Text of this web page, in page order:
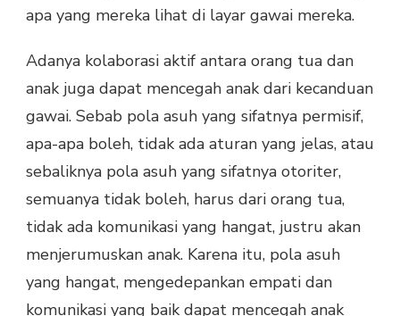
apa yang mereka lihat di layar gawai mereka.
Adanya kolaborasi aktif antara orang tua dan
anak juga dapat mencegah anak dari kecanduan
gawai. Sebab pola asuh yang sifatnya permisif,
apa-apa boleh, tidak ada aturan yang jelas, atau
sebaliknya pola asuh yang sifatnya otoriter,
semuanya tidak boleh, harus dari orang tua,
tidak ada komunikasi yang hangat, justru akan
menjerumuskan anak. Karena itu, pola asuh
yang hangat, mengedepankan empati dan
komunikasi yang baik dapat mencegah anak